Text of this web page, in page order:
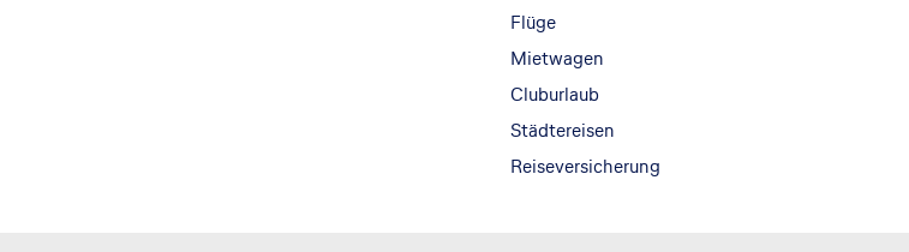
Flüge
Mietwagen
Cluburlaub
Städtereisen
Reiseversicherung